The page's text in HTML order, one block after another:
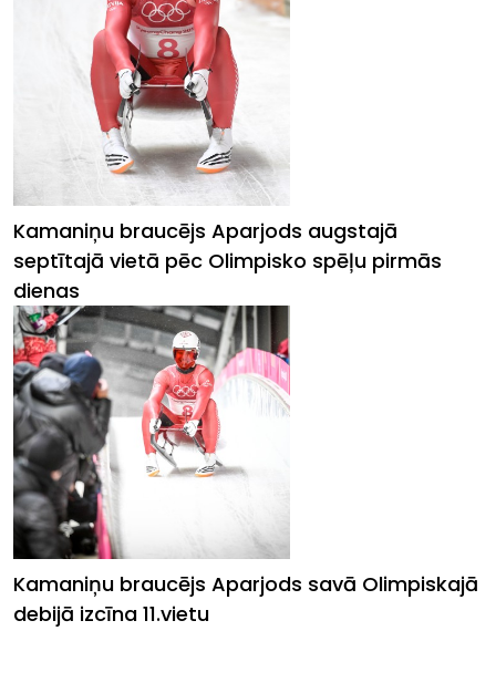
Kamaniņu braucējs Aparjods augstajā
septītajā vietā pēc Olimpisko spēļu pirmās
dienas
Kamaniņu braucējs Aparjods savā Olimpiskajā
debijā izcīna 11.vietu